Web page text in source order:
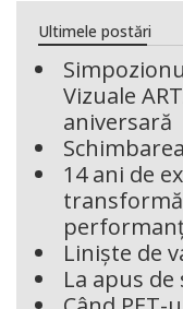
Ultimele postări
Vizuale
aniversară
14 ani de
Liniște de
La apus de